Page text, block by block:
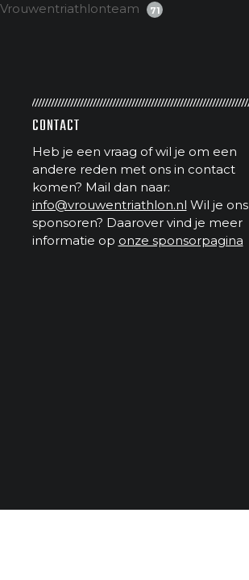
Vrouwentriathlonteam 71
CONTACT
Heb je een vraag of wil je om een
andere reden met ons in contact
komen? Mail dan naar:
info@vrouwentriathlon.nl Wil je ons
sponsoren? Daarover vind je meer
informatie op onze sponsorpagina